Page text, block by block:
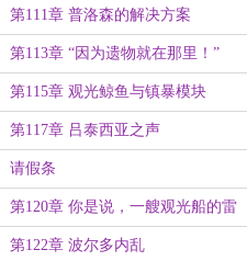
手高数值
第111章 普洛森的解决方案
第113章 “因为遗物就在那里！”
第115章 观光鲸鱼与镇暴模块
第117章 吕泰西亚之声
请假条
第120章 你是说，一艘观光船的雷
达比预警机还强？
第122章 波尔多内乱